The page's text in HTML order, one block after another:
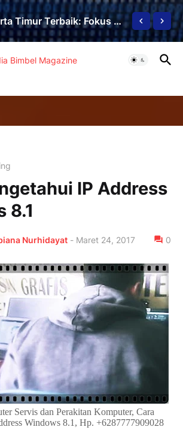
Bimbel Jakarta Timur Terbaik: Fokus Tinggi, Hasil Luar Biasa
IP Address
8.1
Nurhidayat - Maret 24, 2017 0
Servis dan Perakitan Komputer, Cara
Windows 8.1, Hp. +6287777909028